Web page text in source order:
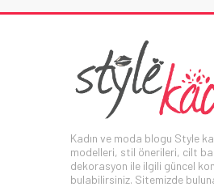
Kadın ve moda blogu Style
modelleri, stil önerileri, cilt
dekorasyon ile ilgili güncel
bulabilirsiniz. Sitemizde